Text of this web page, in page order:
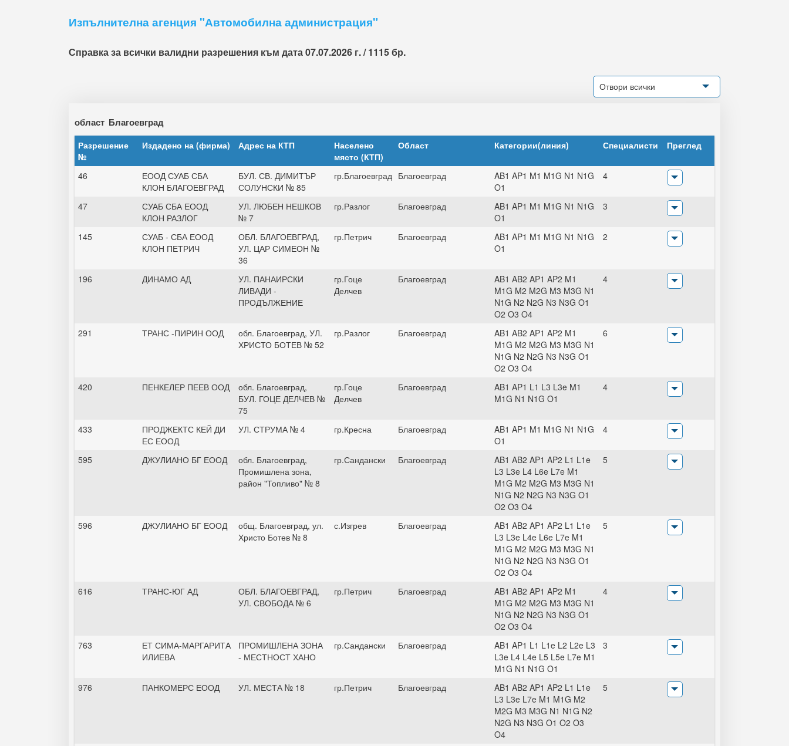
Изпълнителна агенция "Автомобилна администрация"
Справка за всички валидни разрешения към дата 07.07.2026 г. / 1115 бр.
Отвори всички
област Благоевград
Разрешение
№
Издадено на (фирма) Адрес на КТП
Населено
място (КТП)
Област Категории(линия) Специалисти Преглед
46
ЕООД СУАБ СБА
КЛОН БЛАГОЕВГРАД
БУЛ. СВ. ДИМИТЪР
СОЛУНСКИ № 85
гр.Благоевград Благоевград
AB1 AP1 M1 M1G N1 N1G
O1
4
47
СУАБ СБА ЕООД
КЛОН РАЗЛОГ
УЛ. ЛЮБЕН НЕШКОВ
№ 7
гр.Разлог Благоевград
AB1 AP1 M1 M1G N1 N1G
O1
3
145
СУАБ - СБА ЕООД
КЛОН ПЕТРИЧ
ОБЛ. БЛАГОЕВГРАД,
УЛ. ЦАР СИМЕОН №
36
гр.Петрич Благоевград
AB1 AP1 M1 M1G N1 N1G
O1
2
196 ДИНАМО АД
УЛ. ПАНАИРСКИ
ЛИВАДИ -
ПРОДЪЛЖЕНИЕ
гр.Гоце
Делчев
Благоевград
AB1 AB2 AP1 AP2 M1
M1G M2 M2G M3 M3G N1
N1G N2 N2G N3 N3G O1
O2 O3 O4
4
291 ТРАНС -ПИРИН ООД
обл. Благоевград, УЛ.
ХРИСТО БОТЕВ № 52
гр.Разлог Благоевград
AB1 AB2 AP1 AP2 M1
M1G M2 M2G M3 M3G N1
N1G N2 N2G N3 N3G O1
O2 O3 O4
6
420 ПЕНКЕЛЕР ПЕЕВ ООД
обл. Благоевград,
БУЛ. ГОЦЕ ДЕЛЧЕВ №
75
гр.Гоце
Делчев
Благоевград
AB1 AP1 L1 L3 L3e M1
M1G N1 N1G O1
4
433
ПРОДЖЕКТС КЕЙ ДИ
ЕС ЕООД
УЛ. СТРУМА № 4 гр.Кресна Благоевград
AB1 AP1 M1 M1G N1 N1G
O1
4
595 ДЖУЛИАНО БГ ЕООД
обл. Благоевград,
Промишлена зона,
район "Топливо" № 8
гр.Сандански Благоевград
AB1 AB2 AP1 AP2 L1 L1e
L3 L3e L4 L6e L7e M1
M1G M2 M2G M3 M3G N1
N1G N2 N2G N3 N3G O1
O2 O3 O4
5
596 ДЖУЛИАНО БГ ЕООД
общ. Благоевград, ул.
Христо Ботев № 8
с.Изгрев Благоевград
AB1 AB2 AP1 AP2 L1 L1e
L3 L3e L4e L6e L7e M1
M1G M2 M2G M3 M3G N1
N1G N2 N2G N3 N3G O1
O2 O3 O4
5
616 ТРАНС-ЮГ АД
ОБЛ. БЛАГОЕВГРАД,
УЛ. СВОБОДА № 6
гр.Петрич Благоевград
AB1 AB2 AP1 AP2 M1
M1G M2 M2G M3 M3G N1
N1G N2 N2G N3 N3G O1
O2 O3 O4
4
763
ЕТ СИМА-МАРГАРИТА
ИЛИЕВА
ПРОМИШЛЕНА ЗОНА
- МЕСТНОСТ ХАНО
гр.Сандански Благоевград
AB1 AP1 L1 L1e L2 L2e L3
L3e L4 L4e L5 L5e L7e M1
M1G N1 N1G O1
3
976 ПАНКОМЕРС ЕООД УЛ. МЕСТА № 18 гр.Петрич Благоевград
AB1 AB2 AP1 AP2 L1 L1e
L3 L3e L7e M1 M1G M2
M2G M3 M3G N1 N1G N2
N2G N3 N3G O1 O2 O3
O4
5